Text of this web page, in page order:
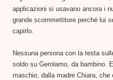
applicazioni si usavano ancora i
grande scommettitore perché lui
capirlo.
Nessuna persona con la testa
soldo su Gerolamo, da bambino.
maschio, dalla madre Chiara, che